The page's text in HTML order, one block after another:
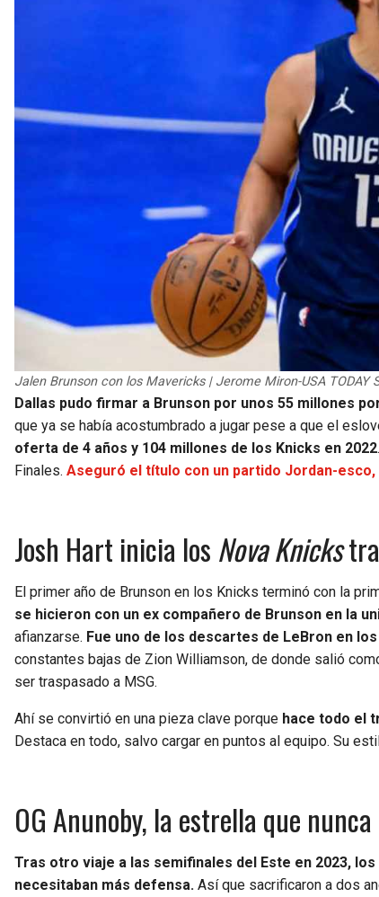
Jalen Brunson con los Mavericks | Jerome Miron-USA TODAY
Dallas pudo firmar a Brunson por unos 55 millones
que ya se había acostumbrado a jugar pese a que el
oferta de 4 años y 104 millones de los Knicks en 2022
Finales. Aseguró el título con un partido Jordan-esco,
Josh Hart inicia los Nova Knicks
El primer año de Brunson en los Knicks terminó con la
se hicieron con un ex compañero de Brunson en la
afianzarse. Fue uno de los descartes de LeBron en
constantes bajas de Zion Williamson, de donde salió
ser traspasado a MSG.
Ahí se convirtió en una pieza clave porque hace todo el
Destaca en todo, salvo cargar en puntos al equipo. Su
OG Anunoby, la estrella que
Tras otro viaje a las semifinales del Este en 2023,
necesitaban más defensa. Así que sacrificaron a dos